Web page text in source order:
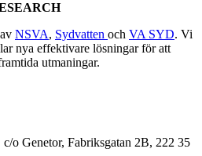
NSVA, Sydvatten och VA SYD. Vi
nya effektivare lösningar för att
utmaningar.
o Genetor, Fabriksgatan 2B, 222 35